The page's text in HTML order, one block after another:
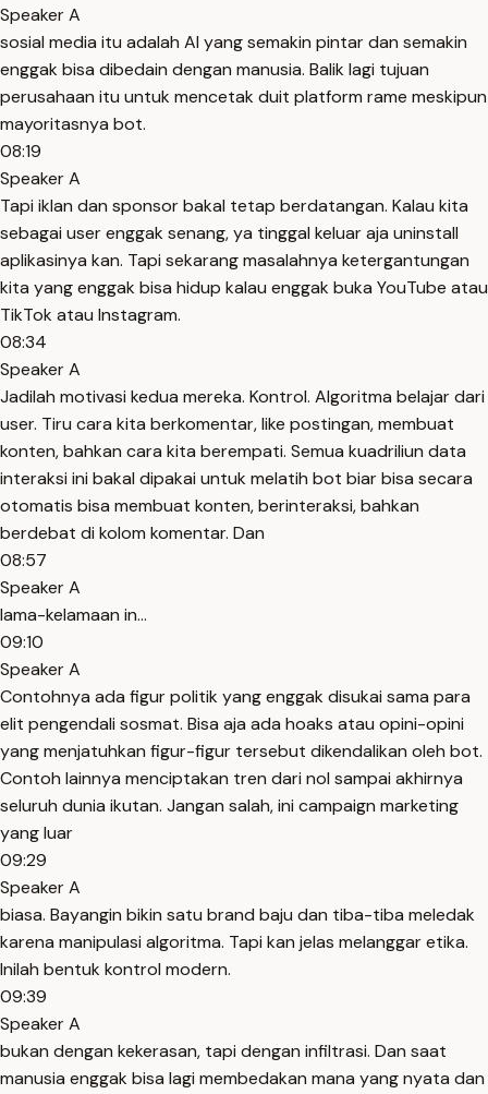
Speaker A
sosial media itu adalah AI yang semakin pintar dan semakin
enggak bisa dibedain dengan manusia. Balik lagi tujuan
perusahaan itu untuk mencetak duit platform rame meskipun
mayoritasnya bot.
08:19
Speaker A
Tapi iklan dan sponsor bakal tetap berdatangan. Kalau kita
sebagai user enggak senang, ya tinggal keluar aja uninstall
aplikasinya kan. Tapi sekarang masalahnya ketergantungan
kita yang enggak bisa hidup kalau enggak buka YouTube atau
TikTok atau Instagram.
08:34
Speaker A
Jadilah motivasi kedua mereka. Kontrol. Algoritma belajar dari
user. Tiru cara kita berkomentar, like postingan, membuat
konten, bahkan cara kita berempati. Semua kuadriliun data
interaksi ini bakal dipakai untuk melatih bot biar bisa secara
otomatis bisa membuat konten, berinteraksi, bahkan
berdebat di kolom komentar. Dan
08:57
Speaker A
lama-kelamaan in...
09:10
Speaker A
Contohnya ada figur politik yang enggak disukai sama para
elit pengendali sosmat. Bisa aja ada hoaks atau opini-opini
yang menjatuhkan figur-figur tersebut dikendalikan oleh bot.
Contoh lainnya menciptakan tren dari nol sampai akhirnya
seluruh dunia ikutan. Jangan salah, ini campaign marketing
yang luar
09:29
Speaker A
biasa. Bayangin bikin satu brand baju dan tiba-tiba meledak
karena manipulasi algoritma. Tapi kan jelas melanggar etika.
Inilah bentuk kontrol modern.
09:39
Speaker A
bukan dengan kekerasan, tapi dengan infiltrasi. Dan saat
manusia enggak bisa lagi membedakan mana yang nyata dan